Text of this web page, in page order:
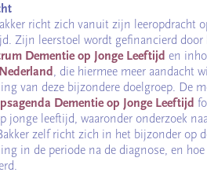
richt zich vanuit zijn leeropdracht
Zijn leerstoel wordt gefinancierd door
Dementie op Jonge Leeftijd en
, die hiermee meer aandacht
van deze bijzondere doelgroep. De
Dementie op Jonge Leeftijd
jonge leeftijd, waaronder onderzoek
zelf richt zich in het bijzonder op
in de periode na de diagnose, en